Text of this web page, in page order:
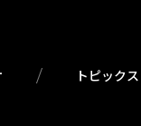
トピックス